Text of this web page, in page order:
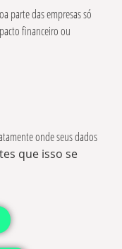
parte das empresas só
financeiro ou
onde seus dados
que isso se